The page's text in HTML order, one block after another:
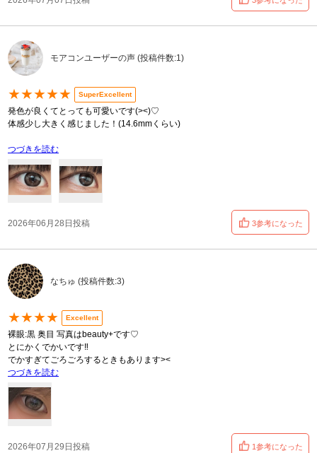
モアコンユーザーの声 (投稿件数:1)
★★★★★ SuperExcellent
発色が良くてとっても可愛いです(><)♡
体感少し大きく感じました！(14.6mmくらい)
つづきを読む
2026年06月28日投稿 3参考になった
なちゅ (投稿件数:3)
★★★★ Excellent
裸眼:黒 奥目 写真はbeauty+です♡
とにかくでかいです‼️
でかすぎてごろごろするときもあります><
つづきを読む
2026年07月29日投稿 1参考になった